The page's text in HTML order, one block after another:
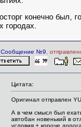
конечно был,
городах.
Сообщение №9 ,
Цитата:
Оригинал отправлен
А в чем смысл был
автобан новенький в
условия + короче